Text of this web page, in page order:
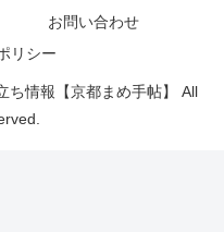
お問い合わせ
リシー
ち情報【京都まめ手帖】 All